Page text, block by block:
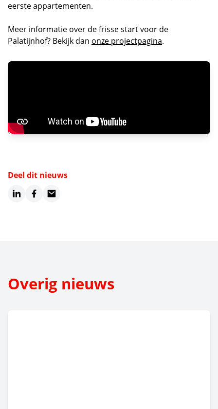
eerste appartementen.
Meer informatie over de frisse start voor de
Palatijnhof? Bekijk dan onze projectpagina.
Deel dit nieuws
LinkedInFacebook
Email
Overig nieuws